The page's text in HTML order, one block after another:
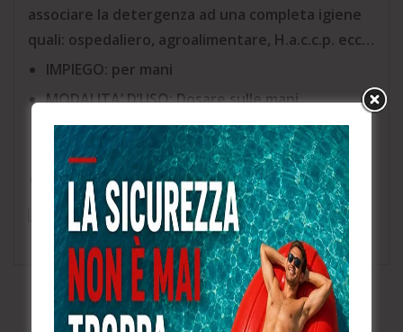
associare la detergenza ad una completa igiene
quali: ospedaliero, agroalimentare, H.a.c.c.p. ecc…
IMPIEGO: per mani
MODALITA’ D’USO: Dosare sulle mani.
Strofinare fino alla formazione di schiuma.
Risciacquare.
DOSAGGIO: pronto all’uso